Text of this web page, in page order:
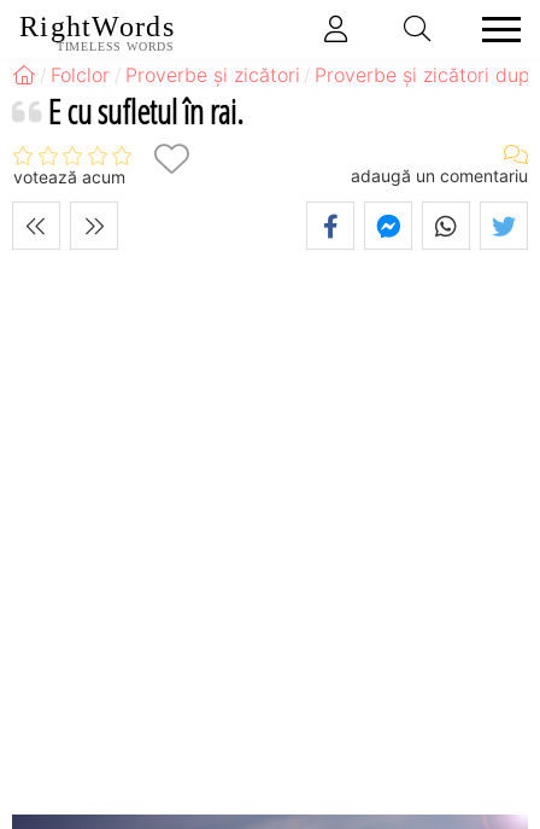
RightWords
TIMELESS WORDS
Folclor Proverbe și zicători Proverbe și zicători
E cu sufletul în rai.
votează acum adaugă un comentariu